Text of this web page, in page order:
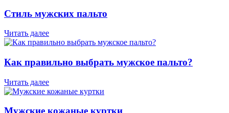
Стиль мужских пальто
Читать далее
Как правильно выбрать мужское пальто?
Читать далее